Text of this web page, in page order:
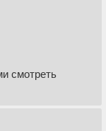
смотреть